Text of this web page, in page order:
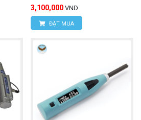
3,100,000 VND
ĐẶT MUA